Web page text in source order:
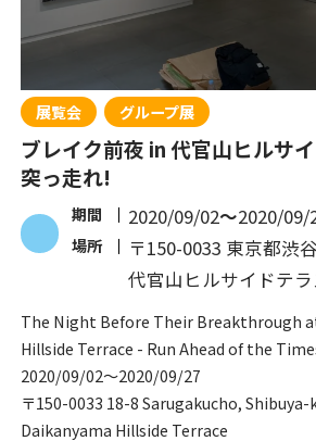
展覧会 グループ展
ブレイク前夜 in 代官山ヒルサ
突っ走れ!
期間 2020/09/02〜2020/09/
場所
〒150-0033 東京都渋
代官山ヒルサイドテラ
The Night Before Their Breakthrough
Hillside Terrace - Run Ahead of the
2020/09/02〜2020/09/27
〒150-0033 18-8 Sarugakucho, Shibuya-
Daikanyama Hillside Terrace